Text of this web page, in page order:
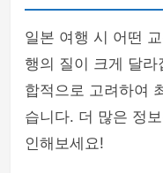
일본 여행 시 어떤
행의 질이 크게 달라
합적으로 고려하여
습니다. 더 많은 정
인해보세요!